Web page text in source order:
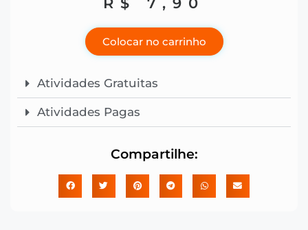
Colocar no carrinho
Atividades Gratuitas
Atividades Pagas
Compartilhe: